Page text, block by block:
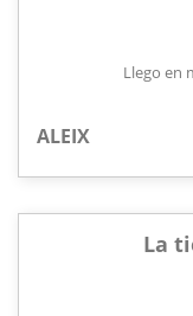
Llego en
ALEIX
La